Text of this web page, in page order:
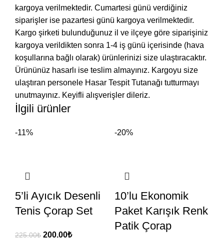
kargoya verilmektedir. Cumartesi günü verdiğiniz
siparişler ise pazartesi günü kargoya verilmektedir.
Kargo şirketi bulunduğunuz il ve ilçeye göre siparişiniz
kargoya verildikten sonra 1-4 iş günü içerisinde (hava
koşullarına bağlı olarak) ürünlerinizi size ulaştıracaktır.
Ürününüz hasarlı ise teslim almayınız. Kargoyu size
ulaştıran personele Hasar Tespit Tutanağı tutturmayı
unutmayınız. Keyifli alışverişler dileriz.
İlgili ürünler
-11%
5’li Ayıcık Desenli
Tenis Çorap Set
225.00₺ 200.00₺
-20%
10’lu Ekonomik
Paket Karışık Renk
Patik Çorap